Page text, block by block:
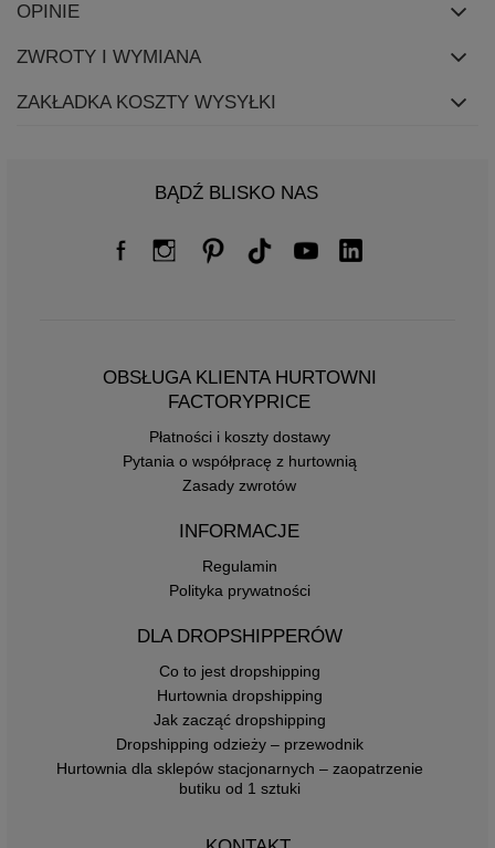
OPINIE
ZWROTY I WYMIANA
ZAKŁADKA KOSZTY WYSYŁKI
BĄDŹ BLISKO NAS
OBSŁUGA KLIENTA HURTOWNI
FACTORYPRICE
Płatności i koszty dostawy
Pytania o współpracę z hurtownią
Zasady zwrotów
INFORMACJE
Regulamin
Polityka prywatności
DLA DROPSHIPPERÓW
Co to jest dropshipping
Hurtownia dropshipping
Jak zacząć dropshipping
Dropshipping odzieży – przewodnik
Hurtownia dla sklepów stacjonarnych – zaopatrzenie
butiku od 1 sztuki